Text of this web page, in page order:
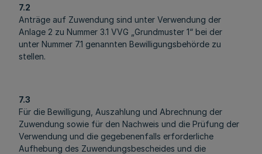
7.2
Anträge auf Zuwendung sind unter Verwendung der
Anlage 2 zu Nummer 3.1 VVG „Grundmuster 1“ bei der
unter Nummer 7.1 genannten Bewilligungsbehörde zu
stellen.
7.3
Für die Bewilligung, Auszahlung und Abrechnung der
Zuwendung sowie für den Nachweis und die Prüfung der
Verwendung und die gegebenenfalls erforderliche
Aufhebung des Zuwendungsbescheides und die